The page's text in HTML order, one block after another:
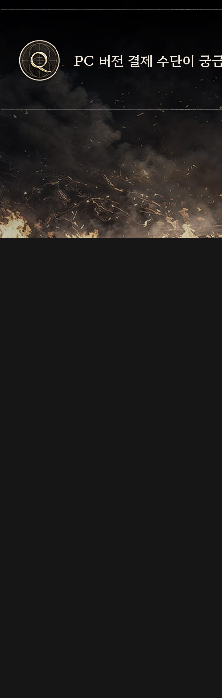
하단의 '환경 설정' → '환경
가능합니다.
- 총 5단계의 그래픽 품질
손쉽게 조정해보세요.
- 기기 사양에 비해 너무
비정상 종료 등이 발생할
PC 버전 결제 수단이 궁
- PC 버전의 경우 네이버
결제, 신용카드, Toss,
- 동일한 상품을 여러 개
가능한 결제 수단이 일부
- 각 결제 수단 별 문의사